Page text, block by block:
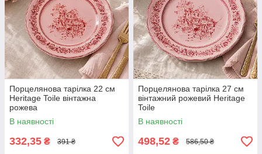
Порцелянова тарілка 22 см
Heritage Toile вінтажна
рожева
В наявності
332,35 ₴ 391 ₴
Порцелянова тарілка 27 см
вінтажний рожевий Heritage
Toile
В наявності
498,52 ₴ 586,50 ₴